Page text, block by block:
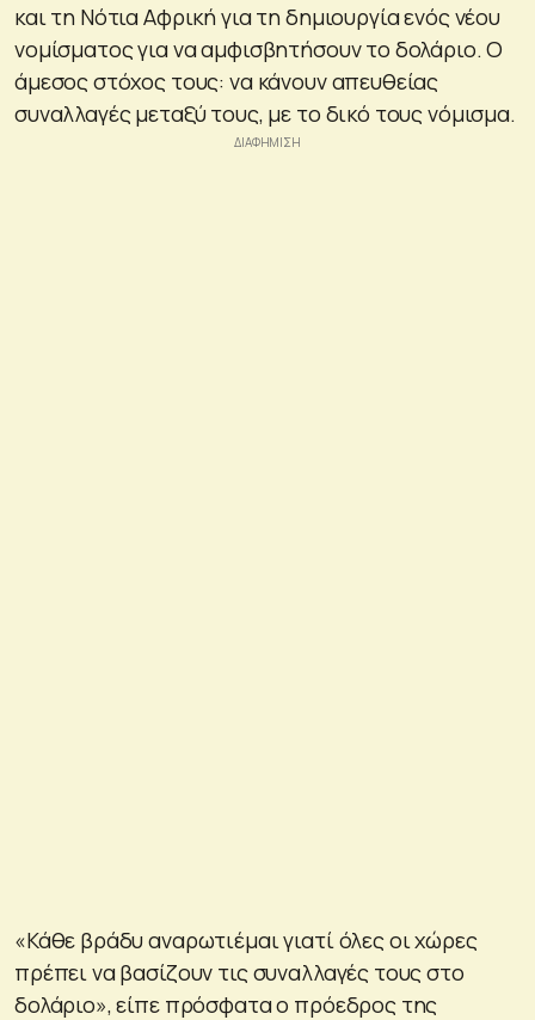
και τη Νότια Αφρική για τη δημιουργία ενός νέου
νομίσματος για να αμφισβητήσουν το δολάριο. Ο
άμεσος στόχος τους: να κάνουν απευθείας
συναλλαγές μεταξύ τους, με το δικό τους νόμισμα.
«Κάθε βράδυ αναρωτιέμαι γιατί όλες οι χώρες
πρέπει να βασίζουν τις συναλλαγές τους στο
δολάριο», είπε πρόσφατα ο πρόεδρος της